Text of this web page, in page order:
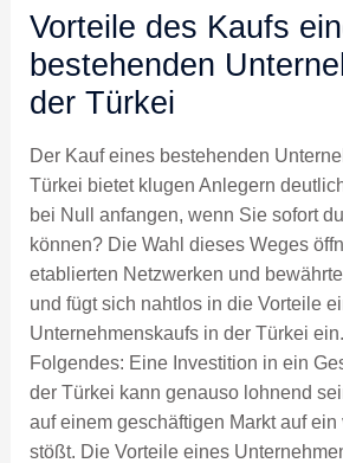
Vorteile des Kaufs
bestehenden
der Türkei
Der Kauf eines bestehenden
Türkei bietet klugen Anlegern
bei Null anfangen, wenn Sie sofort
können? Die Wahl dieses Weges
etablierten Netzwerken und
und fügt sich nahtlos in die Vorteile
Unternehmenskaufs in der Türkei
Folgendes: Eine Investition in ein
der Türkei kann genauso lohnend
auf einem geschäftigen Markt auf ein
stößt. Die Vorteile eines